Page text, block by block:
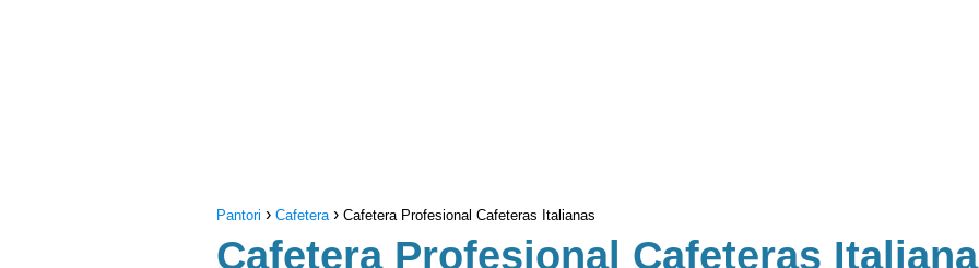
Pantori Cafetera Cafetera Profesional Cafeteras Italianas
Cafetera Profesional Cafeteras